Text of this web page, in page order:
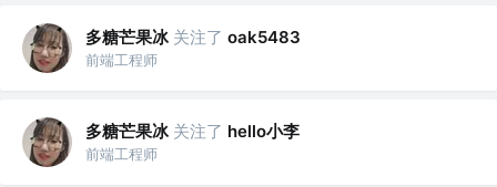
多糖芒果冰 关注了 oak5483
前端工程师
多糖芒果冰 关注了 hello小李
前端工程师